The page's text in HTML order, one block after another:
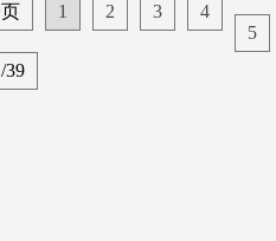
页 1 2 3
4
5
39